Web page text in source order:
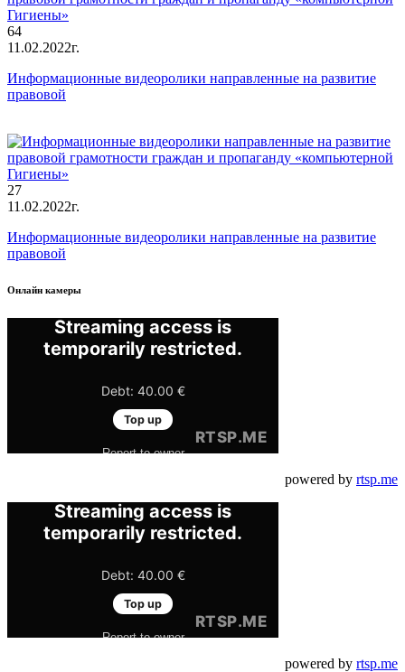
64
11.02.2022г.
Информационные видеоролики направленные на развитие
правовой
27
11.02.2022г.
Информационные видеоролики направленные на развитие
правовой
Онлайн камеры
powered by rtsp.me
powered by rtsp.me